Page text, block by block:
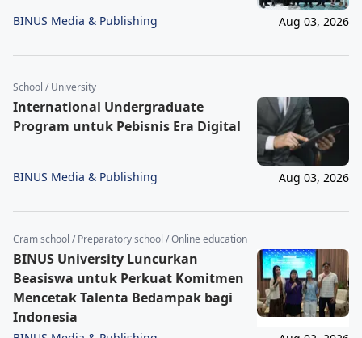
BINUS Media & Publishing Aug 03, 2026
School / University
International Undergraduate
Program untuk Pebisnis Era Digital
BINUS Media & Publishing Aug 03, 2026
Cram school / Preparatory school / Online education
BINUS University Luncurkan
Beasiswa untuk Perkuat Komitmen
Mencetak Talenta Bedampak bagi
Indonesia